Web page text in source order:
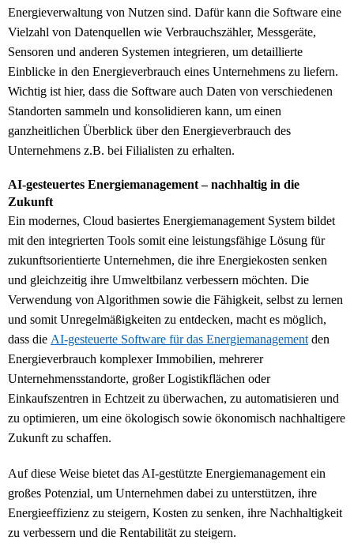
Energieverwaltung von Nutzen sind. Dafür kann die Software eine
Vielzahl von Datenquellen wie Verbrauchszähler, Messgeräte,
Sensoren und anderen Systemen integrieren, um detaillierte
Einblicke in den Energieverbrauch eines Unternehmens zu liefern.
Wichtig ist hier, dass die Software auch Daten von verschiedenen
Standorten sammeln und konsolidieren kann, um einen
ganzheitlichen Überblick über den Energieverbrauch des
Unternehmens z.B. bei Filialisten zu erhalten.
AI-gesteuertes Energiemanagement – nachhaltig in die
Zukunft
Ein modernes, Cloud basiertes Energiemanagement System bildet
mit den integrierten Tools somit eine leistungsfähige Lösung für
zukunftsorientierte Unternehmen, die ihre Energiekosten senken
und gleichzeitig ihre Umweltbilanz verbessern möchten. Die
Verwendung von Algorithmen sowie die Fähigkeit, selbst zu lernen
und somit Unregelmäßigkeiten zu entdecken, macht es möglich,
dass die AI-gesteuerte Software für das Energiemanagement den
Energieverbrauch komplexer Immobilien, mehrerer
Unternehmensstandorte, großer Logistikflächen oder
Einkaufszentren in Echtzeit zu überwachen, zu automatisieren und
zu optimieren, um eine ökologisch sowie ökonomisch nachhaltigere
Zukunft zu schaffen.
Auf diese Weise bietet das AI-gestützte Energiemanagement ein
großes Potenzial, um Unternehmen dabei zu unterstützen, ihre
Energieeffizienz zu steigern, Kosten zu senken, ihre Nachhaltigkeit
zu verbessern und die Rentabilität zu steigern.